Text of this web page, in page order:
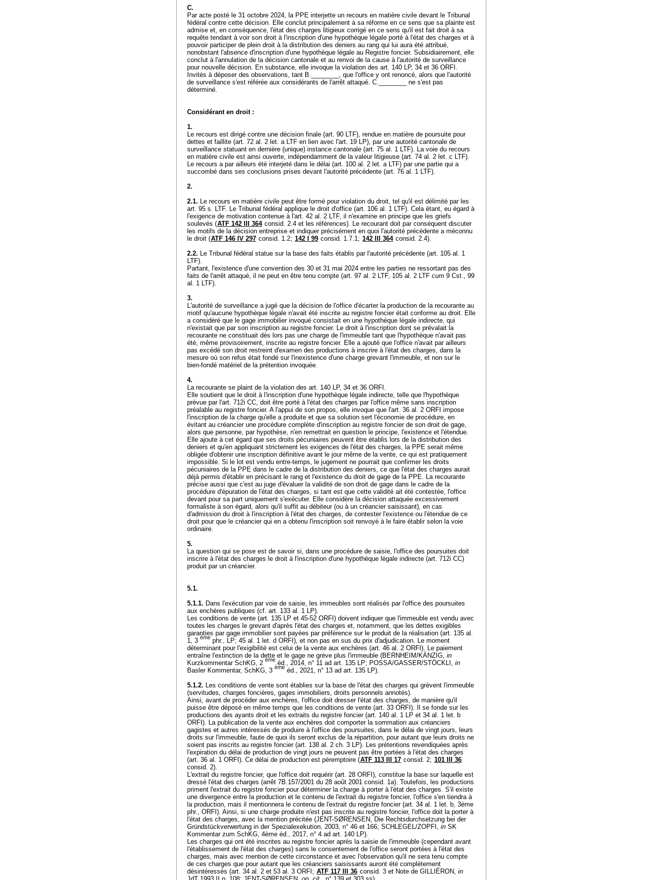
C.
Par acte posté le 31 octobre 2024, la PPE interjette un recours en matière civile devant le Tribunal
fédéral contre cette décision. Elle conclut principalement à sa réforme en ce sens que sa plainte est
admise et, en conséquence, l'état des charges litigieux corrigé en ce sens qu'il est fait droit à sa
requête tendant à voir son droit à l'inscription d'une hypothèque légale porté à l'état des charges et à
pouvoir participer de plein droit à la distribution des deniers au rang qui lui aura été attribué,
nonobstant l'absence d'inscription d'une hypothèque légale au Registre foncier. Subsidiairement, elle
conclut à l'annulation de la décision cantonale et au renvoi de la cause à l'autorité de surveillance
pour nouvelle décision. En substance, elle invoque la violation des art. 140 LP, 34 et 36 ORFI.
Invités à déposer des observations, tant B.________, que l'office y ont renoncé, alors que l'autorité
de surveillance s'est référée aux considérants de l'arrêt attaqué. C.________ ne s'est pas
déterminé.
Considérant en droit :
1.
Le recours est dirigé contre une décision finale (art. 90 LTF), rendue en matière de poursuite pour
dettes et faillite (art. 72 al. 2 let. a LTF en lien avec l'art. 19 LP), par une autorité cantonale de
surveillance statuant en dernière (unique) instance cantonale (art. 75 al. 1 LTF). La voie du recours
en matière civile est ainsi ouverte, indépendamment de la valeur litigieuse (art. 74 al. 2 let. c LTF).
Le recours a par ailleurs été interjeté dans le délai (art. 100 al. 2 let. a LTF) par une partie qui a
succombé dans ses conclusions prises devant l'autorité précédente (art. 76 al. 1 LTF).
2.
2.1. Le recours en matière civile peut être formé pour violation du droit, tel qu'il est délimité par les
art. 95 s. LTF. Le Tribunal fédéral applique le droit d'office (art. 106 al. 1 LTF). Cela étant, eu égard à
l'exigence de motivation contenue à l'art. 42 al. 2 LTF, il n'examine en principe que les griefs
soulevés (ATF 142 III 364 consid. 2.4 et les références). Le recourant doit par conséquent discuter
les motifs de la décision entreprise et indiquer précisément en quoi l'autorité précédente a méconnu
le droit (ATF 146 IV 297 consid. 1.2; 142 I 99 consid. 1.7.1; 142 III 364 consid. 2.4).
2.2. Le Tribunal fédéral statue sur la base des faits établis par l'autorité précédente (art. 105 al. 1
LTF).
Partant, l'existence d'une convention des 30 et 31 mai 2024 entre les parties ne ressortant pas des
faits de l'arrêt attaqué, il ne peut en être tenu compte (art. 97 al. 2 LTF, 105 al. 2 LTF cum 9 Cst., 99
al. 1 LTF).
3.
L'autorité de surveillance a jugé que la décision de l'office d'écarter la production de la recourante au
motif qu'aucune hypothèque légale n'avait été inscrite au registre foncier était conforme au droit. Elle
a considéré que le gage immobilier invoqué consistait en une hypothèque légale indirecte, qui
n'existait que par son inscription au registre foncier. Le droit à l'inscription dont se prévalait la
recourante ne constituait dès lors pas une charge de l'immeuble tant que l'hypothèque n'avait pas
été, même provisoirement, inscrite au registre foncier. Elle a ajouté que l'office n'avait par ailleurs
pas excédé son droit restreint d'examen des productions à inscrire à l'état des charges, dans la
mesure où son refus était fondé sur l'inexistence d'une charge grevant l'immeuble, et non sur le
bien-fondé matériel de la prétention invoquée.
4.
La recourante se plaint de la violation des art. 140 LP, 34 et 36 ORFI.
Elle soutient que le droit à l'inscription d'une hypothèque légale indirecte, telle que l'hypothèque
prévue par l'art. 712i CC, doit être porté à l'état des charges par l'office même sans inscription
préalable au registre foncier. A l'appui de son propos, elle invoque que l'art. 36 al. 2 ORFI impose
l'inscription de la charge qu'elle a produite et que sa solution sert l'économie de procédure, en
évitant au créancier une procédure complète d'inscription au registre foncier de son droit de gage,
alors que personne, par hypothèse, n'en remettrait en question le principe, l'existence et l'étendue.
Elle ajoute à cet égard que ses droits pécuniaires peuvent être établis lors de la distribution des
deniers et qu'en appliquant strictement les exigences de l'état des charges, la PPE serait même
obligée d'obtenir une inscription définitive avant le jour même de la vente, ce qui est pratiquement
impossible. Si le lot est vendu entre-temps, le jugement ne pourrait que confirmer les droits
pécuniaires de la PPE dans le cadre de la distribution des deniers, ce que l'état des charges aurait
déjà permis d'établir en précisant le rang et l'existence du droit de gage de la PPE. La recourante
précise aussi que c'est au juge d'évaluer la validité de son droit de gage dans le cadre de la
procédure d'épuration de l'état des charges, si tant est que cette validité ait été contestée, l'office
devant pour sa part uniquement s'exécuter. Elle considère la décision attaquée excessivement
formaliste à son égard, alors qu'il suffit au débiteur (ou à un créancier saisissant), en cas
d'admission du droit à l'inscription à l'état des charges, de contester l'existence ou l'étendue de ce
droit pour que le créancier qui en a obtenu l'inscription soit renvoyé à le faire établir selon la voie
ordinaire.
5.
La question qui se pose est de savoir si, dans une procédure de saisie, l'office des poursuites doit
inscrire à l'état des charges le droit à l'inscription d'une hypothèque légale indirecte (art. 712i CC)
produit par un créancier.
5.1.
5.1.1. Dans l'exécution par voie de saisie, les immeubles sont réalisés par l'office des poursuites
aux enchères publiques (cf. art. 133 al. 1 LP).
Les conditions de vente (art. 135 LP et 45-52 ORFI) doivent indiquer que l'immeuble est vendu avec
toutes les charges le grevant d'après l'état des charges et, notamment, que les dettes exigibles
garanties par gage immobilier sont payées par préférence sur le produit de la réalisation (art. 135 al.
1, 3 ème phr., LP; 45 al. 1 let. d ORFI), et non pas en sus du prix d'adjudication. Le moment
déterminant pour l'exigibilité est celui de la vente aux enchères (art. 46 al. 2 ORFI ). Le paiement
entraîne l'extinction de la dette et le gage ne grève plus l'immeuble (BERNHEIM/KÄNZIG, in
Kurzkommentar SchKG, 2 èmeéd., 2014, n° 11 ad art. 135 LP; POSSA/GASSER/STÖCKLI, in
Basler Kommentar, SchKG, 3 ème éd., 2021, n° 13 ad art. 135 LP).
5.1.2. Les conditions de vente sont établies sur la base de l'état des charges qui grèvent l'immeuble
(servitudes, charges foncières, gages immobiliers, droits personnels annotés).
Ainsi, avant de procéder aux enchères, l'office doit dresser l'état des charges, de manière qu'il
puisse être déposé en même temps que les conditions de vente (art. 33 ORFI ). Il se fonde sur les
productions des ayants droit et les extraits du registre foncier (art. 140 al. 1 LP et 34 al. 1 let. b
ORFI). La publication de la vente aux enchères doit comporter la sommation aux créanciers
gagistes et autres intéressés de produire à l'office des poursuites, dans le délai de vingt jours, leurs
droits sur l'immeuble, faute de quoi ils seront exclus de la répartition, pour autant que leurs droits ne
soient pas inscrits au registre foncier (art. 138 al. 2 ch. 3 LP). Les prétentions revendiquées après
l'expiration du délai de production de vingt jours ne peuvent pas être portées à l'état des charges
(art. 36 al. 1 ORFI ). Ce délai de production est péremptoire (ATF 113 III 17 consid. 2; 101 III 36
consid. 2).
L'extrait du registre foncier, que l'office doit requérir (art. 28 ORFI ), constitue la base sur laquelle est
dressé l'état des charges (arrêt 7B.157/2001 du 28 août 2001 consid. 1a). Toutefois, les productions
priment l'extrait du registre foncier pour déterminer la charge à porter à l'état des charges. S'il existe
une divergence entre la production et le contenu de l'extrait du registre foncier, l'office s'en tiendra à
la production, mais il mentionnera le contenu de l'extrait du registre foncier (art. 34 al. 1 let. b, 3ème
phr., ORFI). Ainsi, si une charge produite n'est pas inscrite au registre foncier, l'office doit la porter à
l'état des charges, avec la mention précitée (JENT-SØRENSEN, Die Rechtsdurchsetzung bei der
Gründstückverwertung in der Spezialexekution, 2003, n° 46 et 166; SCHLEGEL/ZOPFI, in SK
Kommentar zum SchKG, 4ème éd., 2017, n° 4 ad art. 140 LP).
Les charges qui ont été inscrites au registre foncier après la saisie de l'immeuble (cependant avant
l'établissement de l'état des charges) sans le consentement de l'office seront portées à l'état des
charges, mais avec mention de cette circonstance et avec l'observation qu'il ne sera tenu compte
de ces charges que pour autant que les créanciers saisissants auront été complètement
désintéressés (art. 34 al. 2 et 53 al. 3 ORFI; ATF 117 III 36 consid. 3 et Note de GILLIÉRON, in